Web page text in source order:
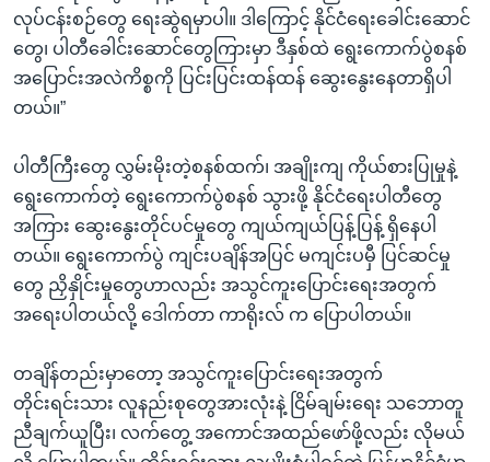
လုပ်ငန်းစဉ်တွေ ရေးဆွဲရမှာပါ။ ဒါကြောင့် နိုင်ငံရေးခေါင်းဆောင်
တွေ၊ ပါတီခေါင်းဆောင်တွေကြားမှာ ဒီနှစ်ထဲ ရွေးကောက်ပွဲစနစ်
အပြောင်းအလဲကိစ္စကို ပြင်းပြင်းထန်ထန် ဆွေးနွေးနေတာရှိပါ
တယ်။”
ပါတီကြီးတွေ လွှမ်းမိုးတဲ့စနစ်ထက်၊ အချိုးကျ ကိုယ်စားပြုမှုနဲ့
ရွေးကောက်တဲ့ ရွေးကောက်ပွဲစနစ် သွားဖို့ နိုင်ငံရေးပါတီတွေ
အကြား ဆွေးနွေးတိုင်ပင်မှုတွေ ကျယ်ကျယ်ပြန့်ပြန့် ရှိနေပါ
တယ်။ ရွေးကောက်ပွဲ ကျင်းပချိန်အပြင် မကျင်းပမှီ ပြင်ဆင်မှု
တွေ ညှိနှိုင်းမှုတွေဟာလည်း အသွင်ကူးပြောင်းရေးအတွက်
အရေးပါတယ်လို့ ဒေါက်တာ ကာရိုးလ် က ပြောပါတယ်။
တချိန်တည်းမှာတော့ အသွင်ကူးပြောင်းရေးအတွက်
တိုင်းရင်းသား လူနည်းစုတွေအားလုံးနဲ့ ငြိမ်ချမ်းရေး သဘောတူ
ညီချက်ယူပြီး၊ လက်တွေ့ အကောင်အထည်ဖော်ဖို့လည်း လိုမယ်